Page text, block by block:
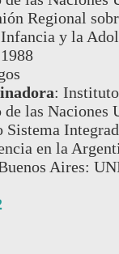
Regional
y la
:
las Naciones
Sistema
en la
Aires: